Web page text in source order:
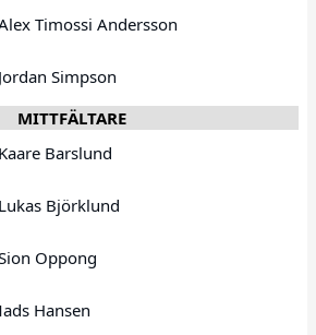
Timossi Andersson
Simpson
MITTFÄLTARE
Barslund
Björklund
Oppong
Hansen